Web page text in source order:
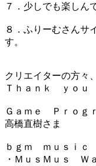
７．少しでも楽しん
８．ふりーむさんサ
す。
クリエイターの方々
Ｔｈａｎｋ ｙｏｕ
Ｇａｍｅ Ｐｒｏｇ
高橋直樹さま
ｂｇｍ ｍｕｓｉｃ
・ＭｕｓＭｕｓ Ｗ